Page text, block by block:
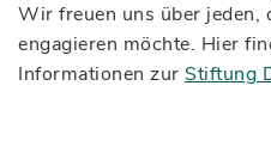
Wir freuen uns über jeden,
engagieren möchte. Hier
Informationen zur Stiftung